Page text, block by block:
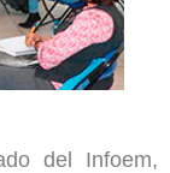
del Infoem,